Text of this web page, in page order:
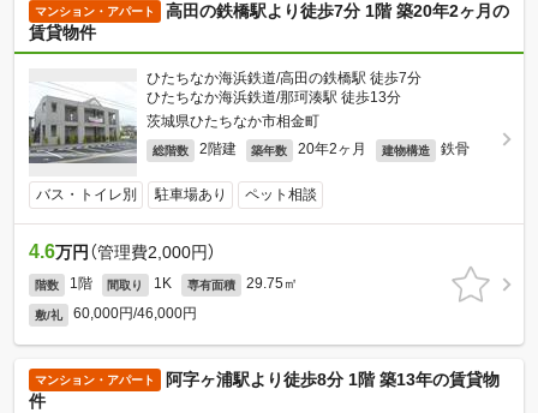
マンション・アパート
高田の鉄橋駅より徒歩7分 1階 築20年2ヶ月の
賃貸物件
ひたちなか海浜鉄道/高田の鉄橋駅 徒歩7分
ひたちなか海浜鉄道/那珂湊駅 徒歩13分
茨城県ひたちなか市相金町
総階数 2階建 築年数 20年2ヶ月 建物構造 鉄骨
バス・トイレ別 駐車場あり ペット相談
4.6万円 （管理費2,000円）
階数 1階 間取り 1K 専有面積 29.75㎡
敷/礼 60,000円/46,000円
マンション・アパート
阿字ヶ浦駅より徒歩8分 1階 築13年の賃貸物
件